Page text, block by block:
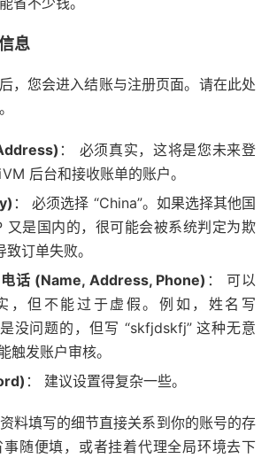
息
，您会进入结账与注册页面。请在此处
： 必须真实，这将是您未来登
后台和接收账单的账户。
： 必须选择 “China”。如果选择其他国
又是国内的，很可能会被系统判定为欺
订单失败。
话 (Name, Address, Phone) ： 可以
，但不能过于虚假。例如，姓名写
没问题的，但写 “skfjdskfj” 这种无意
触发账户审核。
： 建议设置得复杂一些。
料填写的细节直接关系到你的账号的存
随便填，或者挂着代理全局环境去下